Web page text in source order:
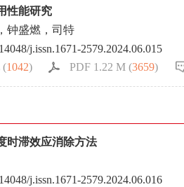
性能研究
钟盛燃，司特
j.issn.1671-2579.2024.06.015
(1042) PDF 1.22 M (3659)
时滞效应消除方法
j.issn.1671-2579.2024.06.016